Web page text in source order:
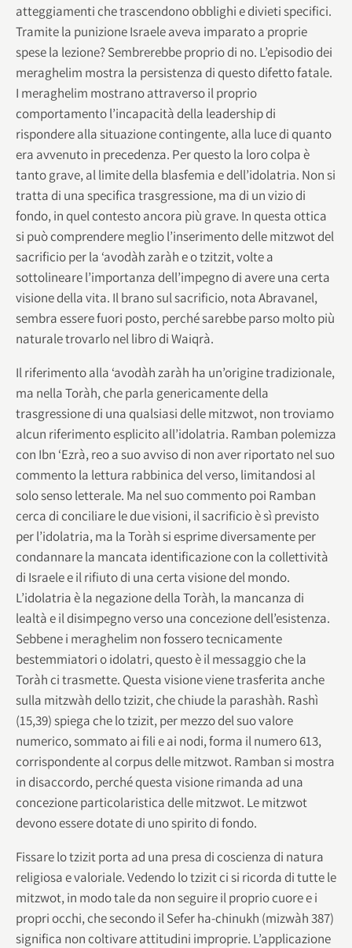
atteggiamenti che trascendono obblighi e divieti specifici.
Tramite la punizione Israele aveva imparato a proprie
spese la lezione? Sembrerebbe proprio di no. L’episodio dei
meraghelim mostra la persistenza di questo difetto fatale.
I meraghelim mostrano attraverso il proprio
comportamento l’incapacità della leadership di
rispondere alla situazione contingente, alla luce di quanto
era avvenuto in precedenza. Per questo la loro colpa è
tanto grave, al limite della blasfemia e dell’idolatria. Non si
tratta di una specifica trasgressione, ma di un vizio di
fondo, in quel contesto ancora più grave. In questa ottica
si può comprendere meglio l’inserimento delle mitzwot del
sacrificio per la ‘avodàh zaràh e o tzitzit, volte a
sottolineare l’importanza dell’impegno di avere una certa
visione della vita. Il brano sul sacrificio, nota Abravanel,
sembra essere fuori posto, perché sarebbe parso molto più
naturale trovarlo nel libro di Waiqrà.
Il riferimento alla ‘avodàh zaràh ha un’origine tradizionale,
ma nella Toràh, che parla genericamente della
trasgressione di una qualsiasi delle mitzwot, non troviamo
alcun riferimento esplicito all’idolatria. Ramban polemizza
con Ibn ‘Ezrà, reo a suo avviso di non aver riportato nel suo
commento la lettura rabbinica del verso, limitandosi al
solo senso letterale. Ma nel suo commento poi Ramban
cerca di conciliare le due visioni, il sacrificio è sì previsto
per l’idolatria, ma la Toràh si esprime diversamente per
condannare la mancata identificazione con la collettività
di Israele e il rifiuto di una certa visione del mondo.
L’idolatria è la negazione della Toràh, la mancanza di
lealtà e il disimpegno verso una concezione dell’esistenza.
Sebbene i meraghelim non fossero tecnicamente
bestemmiatori o idolatri, questo è il messaggio che la
Toràh ci trasmette. Questa visione viene trasferita anche
sulla mitzwàh dello tzizit, che chiude la parashàh. Rashì
(15,39) spiega che lo tzizit, per mezzo del suo valore
numerico, sommato ai fili e ai nodi, forma il numero 613,
corrispondente al corpus delle mitzwot. Ramban si mostra
in disaccordo, perché questa visione rimanda ad una
concezione particolaristica delle mitzwot. Le mitzwot
devono essere dotate di uno spirito di fondo.
Fissare lo tzizit porta ad una presa di coscienza di natura
religiosa e valoriale. Vedendo lo tzizit ci si ricorda di tutte le
mitzwot, in modo tale da non seguire il proprio cuore e i
propri occhi, che secondo il Sefer ha-chinukh (mizwàh 387)
significa non coltivare attitudini improprie. L’applicazione